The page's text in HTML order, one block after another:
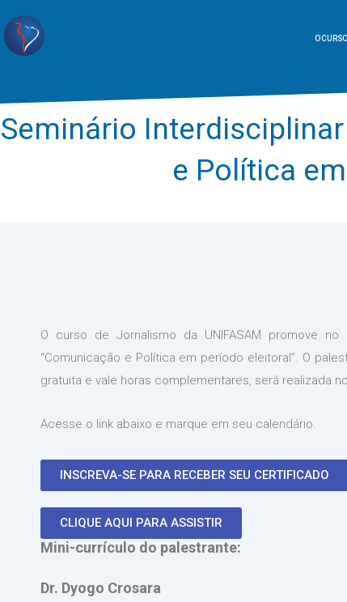
O CURSO
Seminário
e Política
O curso de Jornalismo da UNIFASAM promove
“Comunicação e Política em período eleitoral”. O
gratuita e vale horas complementares, será realizada
Acesse o link abaixo e marque em seu calendário.
INSCREVA-SE PARA RECEBER SEU CERTIFICADO
CLIQUE AQUI PARA ASSISTIR
Mini-currículo do palestrante:
Dr. Dyogo Crosara